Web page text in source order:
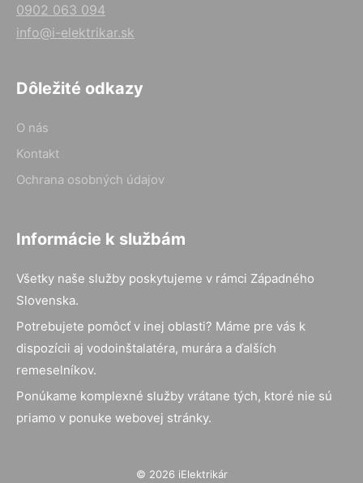
0902 063 094
info@i-elektrikar.sk
Dôležité odkazy
O nás
Kontakt
Ochrana osobných údajov
Informácie k službám
Všetky naše služby poskytujeme v rámci Západného
Slovenska.
Potrebujete pomôcť v inej oblasti? Máme pre vás k
dispozícii aj vodoinštalatéra, murára a ďalších
remeselníkov.
Ponúkame komplexné služby vrátane tých, ktoré nie sú
priamo v ponuke webovej stránky.
© 2026 iElektrikár